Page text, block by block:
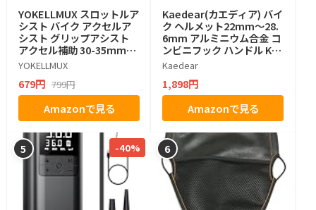
YOKELLMUX スロットルア
シスト バイク アクセルア
シスト グリップアシスト
アクセル補助 30-35ｍｍ径
対応 耐久性 1個入り
YOKELLMUX
679円 799円
Amazonで見る
Kaedear(カエディア) バイ
ク ヘルメット22mm～28.
6mm アルミニウム合金 コ
ンビニフック ハンドル KD
R-RF2 (リングタイプ)
Kaedear
1,898円
Amazonで見る
5 -40% 6